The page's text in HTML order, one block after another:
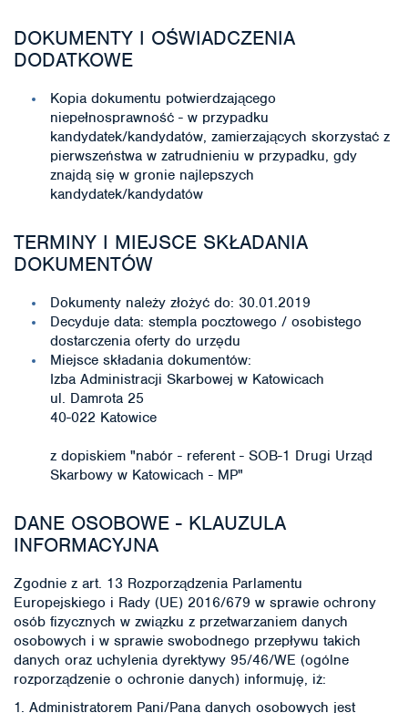
DOKUMENTY I OŚWIADCZENIA
DODATKOWE
Kopia dokumentu potwierdzającego
niepełnosprawność - w przypadku
kandydatek/kandydatów, zamierzających skorzystać z
pierwszeństwa w zatrudnieniu w przypadku, gdy
znajdą się w gronie najlepszych
kandydatek/kandydatów
TERMINY I MIEJSCE SKŁADANIA
DOKUMENTÓW
Dokumenty należy złożyć do: 30.01.2019
Decyduje data: stempla pocztowego / osobistego
dostarczenia oferty do urzędu
Miejsce składania dokumentów:
Izba Administracji Skarbowej w Katowicach
ul. Damrota 25
40-022 Katowice
z dopiskiem "nabór - referent - SOB-1 Drugi Urząd
Skarbowy w Katowicach - MP"
DANE OSOBOWE - KLAUZULA
INFORMACYJNA
Zgodnie z art. 13 Rozporządzenia Parlamentu
Europejskiego i Rady (UE) 2016/679 w sprawie ochrony
osób fizycznych w związku z przetwarzaniem danych
osobowych i w sprawie swobodnego przepływu takich
danych oraz uchylenia dyrektywy 95/46/WE (ogólne
rozporządzenie o ochronie danych) informuję, iż:
1. Administratorem Pani/Pana danych osobowych jest